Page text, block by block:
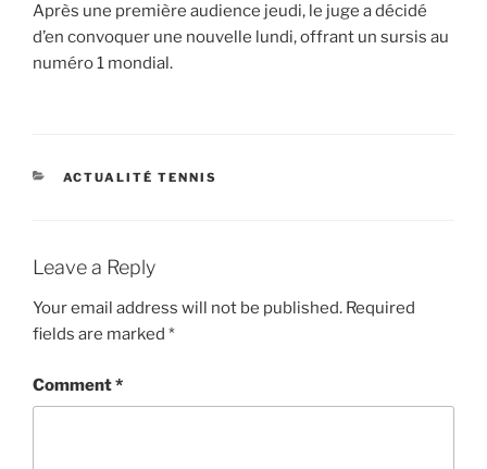
Après une première audience jeudi, le juge a décidé
d’en convoquer une nouvelle lundi, offrant un sursis au
numéro 1 mondial.
CATEGORIES
ACTUALITÉ TENNIS
Leave a Reply
Your email address will not be published. Required
fields are marked *
Comment*